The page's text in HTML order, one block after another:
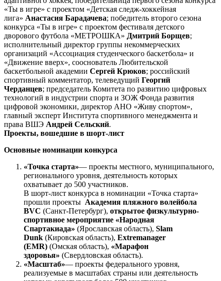
«Ты в игре» с проектом «Детская следж-хоккейная
лига» Анастасия Барадачева; победитель второго сезона
конкурса «Ты в игре» с проектом фестиваля детского
дворового футбола «МЕТРОШКА» Дмитрий Борщев;
исполнительный директор группы некоммерческих
организаций «Ассоциация студенческого баскетбола» и
«Движение вверх», сооснователь Любительской
баскетбольной академии Сергей Крюков; российский
спортивный комментатор, телеведущий Георгий
Черданцев; председатель Комитета по развитию цифровых
технологий в индустрии спорта и ЗОЖ Фонда развития
цифровой экономики, директор АНО «Живу спортом»,
главный эксперт Института спортивного менеджмента и
права ВШЭ Андрей Сельский.
Проекты, вошедшие в шорт-лист
Основные номинации конкурса
«Точка старта»— проекты местного, муниципального,
регионального уровня, деятельность которых
охватывает до 500 участников.
В шорт-лист конкурса в номинации «Точка старта»
прошли проекты Академия пляжного волейбола
BVC (Санкт-Петербург), открытое физкультурно-
спортивное мероприятие «Народная
Спартакиада» (Ярославская область), Slam
Dunk (Кировская область), Extremanager
(EMR) (Омская область), «Марафон
здоровья» (Свердловская область).
«Масштаб»— проекты федерального уровня,
реализуемые в масштабах страны или деятельность